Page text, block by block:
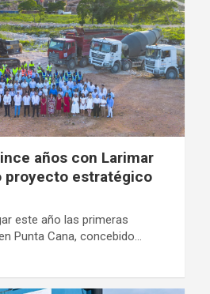
años con Larimar
proyecto estratégico
este año las primeras
Punta Cana, concebido…